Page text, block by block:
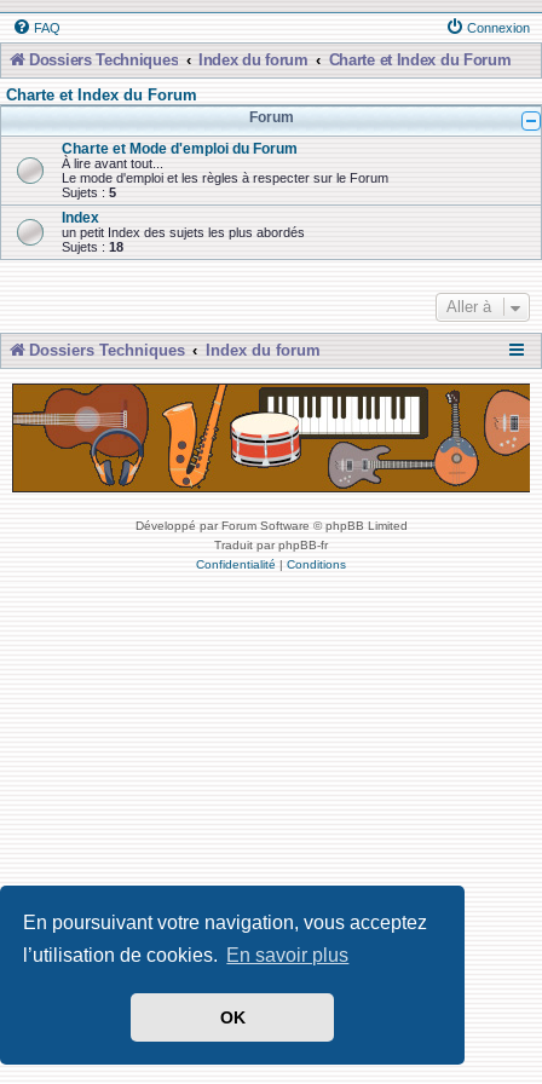
En poursuivant votre navigation, vous acceptez
l’utilisation de cookies. En savoir plus
OK
FAQ Connexion
Dossiers Techniques Index du forum
Charte et Index du Forum
Charte et Index du Forum
Forum
Charte et Mode d'emploi du Forum
À lire avant tout...
Le mode d'emploi et les règles à respecter sur le Forum
Sujets : 5
Index
un petit Index des sujets les plus abordés
Sujets : 18
Aller à
Dossiers Techniques Index du forum
Développé par Forum Software © phpBB Limited
Traduit par phpBB-fr
Confidentialité | Conditions